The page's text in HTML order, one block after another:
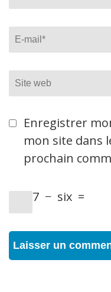
Email*
Site
web
Enregistrer
mon site dans
prochain
7 − six =